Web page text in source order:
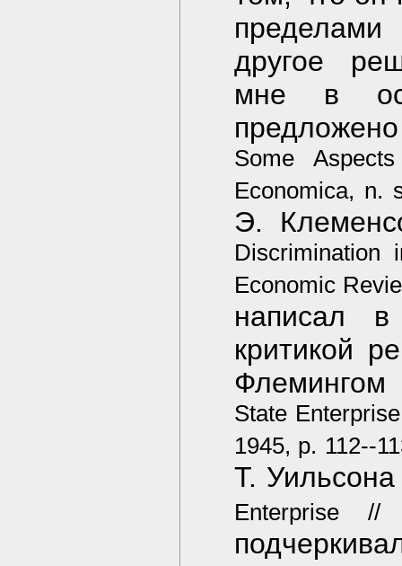
пределами
другое
мне в
Some
Economica, n.
Э.
Discrimination
Economic
написал
критикой
Флемингом
State
1945, p. 112--
Т. Уильсона
Enterprise //